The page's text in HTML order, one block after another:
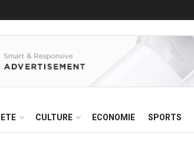
CULTURE ECONOMIE SPORTS